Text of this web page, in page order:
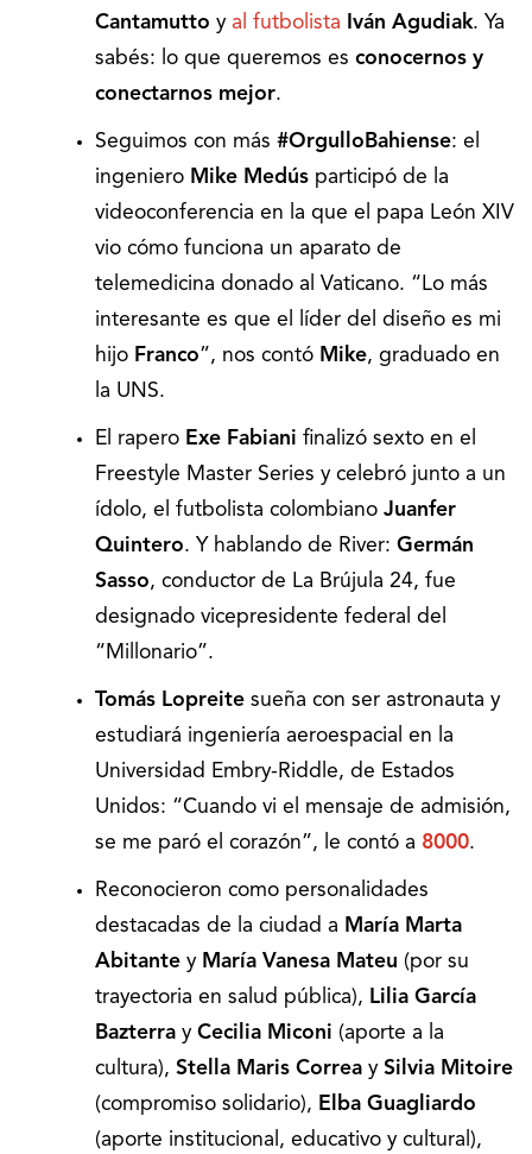
Cantamutto y al futbolista Iván Agudiak. Ya
sabés: lo que queremos es conocernos y
conectarnos mejor.
Seguimos con más #OrgulloBahiense: el
ingeniero Mike Medús participó de la
videoconferencia en la que el papa León XIV
vio cómo funciona un aparato de
telemedicina donado al Vaticano. “Lo más
interesante es que el líder del diseño es mi
hijo Franco”, nos contó Mike, graduado en
la UNS.
El rapero Exe Fabiani finalizó sexto en el
Freestyle Master Series y celebró junto a un
ídolo, el futbolista colombiano Juanfer
Quintero. Y hablando de River: Germán
Sasso, conductor de La Brújula 24, fue
designado vicepresidente federal del
“Millonario”.
Tomás Lopreite sueña con ser astronauta y
estudiará ingeniería aeroespacial en la
Universidad Embry-Riddle, de Estados
Unidos: “Cuando vi el mensaje de admisión,
se me paró el corazón”, le contó a 8000.
Reconocieron como personalidades
destacadas de la ciudad a María Marta
Abitante y María Vanesa Mateu (por su
trayectoria en salud pública), Lilia García
Bazterra y Cecilia Miconi (aporte a la
cultura), Stella Maris Correa y Silvia Mitoire
(compromiso solidario), Elba Guagliardo
(aporte institucional, educativo y cultural),